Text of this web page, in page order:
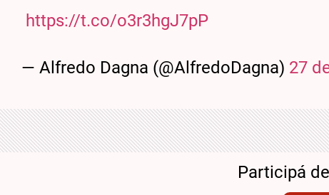
https://t.co/o3r3hgJ7pP
— Alfredo Dagna (@AlfredoDagna) 27
Participá